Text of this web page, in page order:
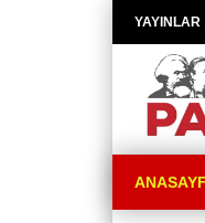
YAYINLAR